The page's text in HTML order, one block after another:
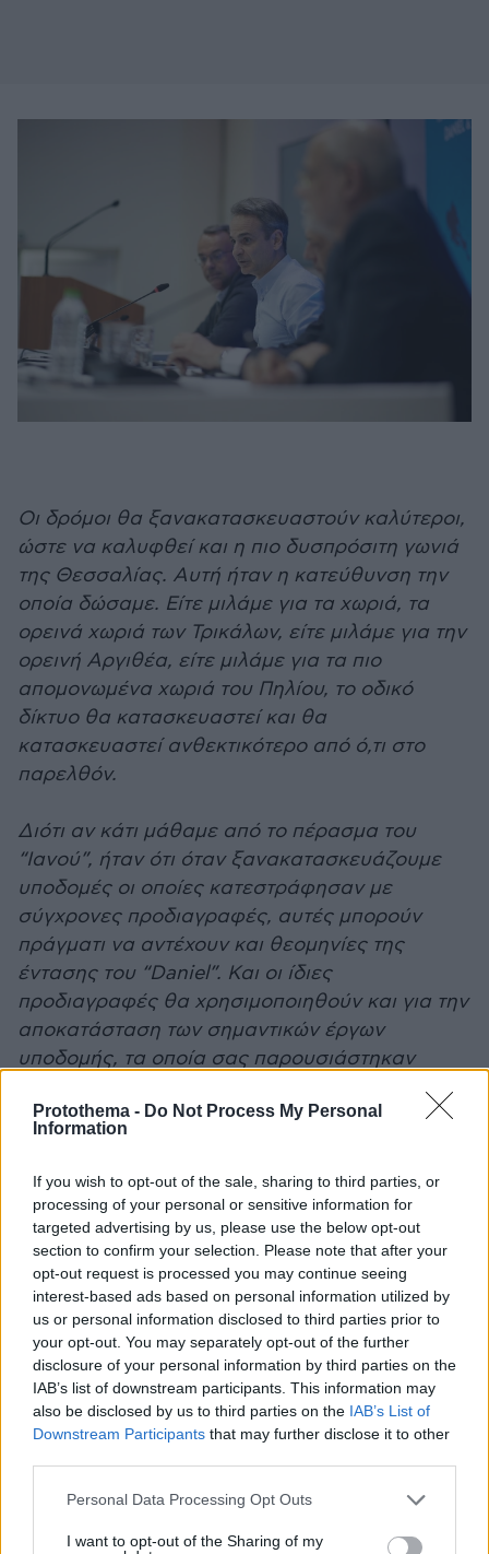
Protothema - Do Not Process My Personal
Information
If you wish to opt-out of the sale, sharing to third parties, or
processing of your personal or sensitive information for
targeted advertising by us, please use the below opt-out
section to confirm your selection. Please note that after your
opt-out request is processed you may continue seeing
interest-based ads based on personal information utilized by
us or personal information disclosed to third parties prior to
your opt-out. You may separately opt-out of the further
disclosure of your personal information by third parties on the
IAB’s list of downstream participants. This information may
also be disclosed by us to third parties on the IAB’s List of
Downstream Participants that may further disclose it to other
Please note that this website/app uses one or more Google
not limited to your visit or usage behaviour. You may click to
Personal Data Processing Opt Outs
I want to opt-out of the Sharing of my
Οι δρόμοι θα ξανακατασκευαστούν καλύτεροι,
ώστε να καλυφθεί και η πιο δυσπρόσιτη γωνιά
της Θεσσαλίας. Αυτή ήταν η κατεύθυνση την
οποία δώσαμε. Είτε μιλάμε για τα χωριά, τα
ορεινά χωριά των Τρικάλων, είτε μιλάμε για την
ορεινή Αργιθέα, είτε μιλάμε για τα πιο
απομονωμένα χωριά του Πηλίου, το οδικό
δίκτυο θα κατασκευαστεί και θα
κατασκευαστεί ανθεκτικότερο από ό,τι στο
παρελθόν.
Διότι αν κάτι μάθαμε από το πέρασμα του
“Ιανού”, ήταν ότι όταν ξανακατασκευάζουμε
υποδομές οι οποίες κατεστράφησαν με
σύγχρονες προδιαγραφές, αυτές μπορούν
πράγματι να αντέχουν και θεομηνίες της
έντασης του “Daniel”. Και οι ίδιες
προδιαγραφές θα χρησιμοποιηθούν και για την
αποκατάσταση των σημαντικών έργων
υποδομής, τα οποία σας παρουσιάστηκαν
γέφυρες, είτε μιλάμε για τον σιδηρόδρομο, που
νομίζω ότι πήρατε μια γεύση για την έκταση
των ζημιών τις οποίες καλούμαστε να
διαχειριστούμε. Έχει γίνει ήδη η προσωρινή
ανάταξη του δικτύου και ως τα τέλη του 2025
όλο το σιδηροδρομικό δίκτυο θα παραδοθεί σε
μια κατάσταση καλύτερη, όπως είπα, και
ανθεκτικότερη από ό,τι ήταν πριν.
1,4 δισεκατομμύρια ευρώ, λοιπόν, από τα οποία
πόροι του ΕΣΠΑ αλλά και του Κρατικού
Προϋπολογισμού.